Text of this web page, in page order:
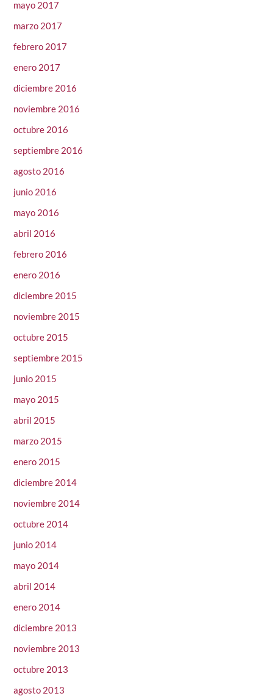
mayo 2017
marzo 2017
febrero 2017
enero 2017
diciembre 2016
noviembre 2016
octubre 2016
septiembre 2016
agosto 2016
junio 2016
mayo 2016
abril 2016
febrero 2016
enero 2016
diciembre 2015
noviembre 2015
octubre 2015
septiembre 2015
junio 2015
mayo 2015
abril 2015
marzo 2015
enero 2015
diciembre 2014
noviembre 2014
octubre 2014
junio 2014
mayo 2014
abril 2014
enero 2014
diciembre 2013
noviembre 2013
octubre 2013
agosto 2013